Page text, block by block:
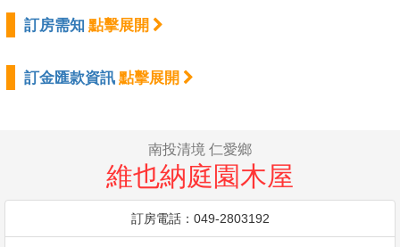
訂房需知 點擊展開
訂金匯款資訊 點擊展開
南投清境 仁愛鄉
維也納庭園木屋
訂房電話：049-2803192